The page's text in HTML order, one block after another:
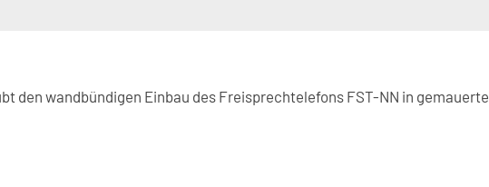
den wandbündigen Einbau des Freisprechtelefons FST-NN in gemauerte